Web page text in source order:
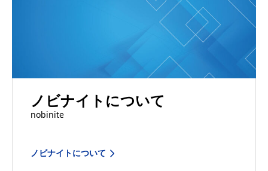
ノビナイトについて
nobinite
ノビナイトについて